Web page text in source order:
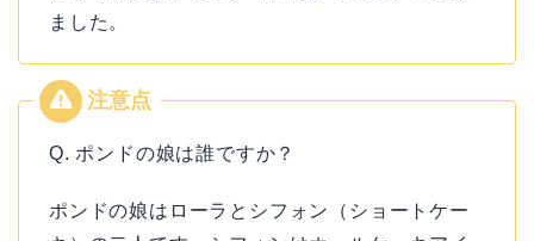
ました。
Q. ポンドの娘は誰ですか？
ポンドの娘はローラとシフォン（ショートケー